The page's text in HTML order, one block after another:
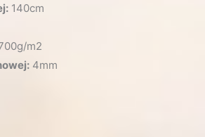
140cm
m2
4mm